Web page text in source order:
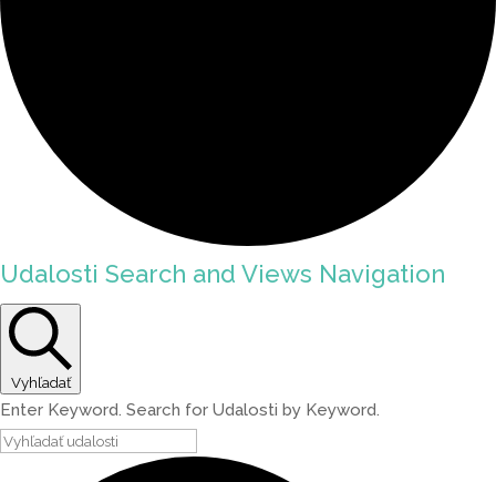
Udalosti Search and Views Navigation
Vyhľadať
Enter Keyword. Search for Udalosti by Keyword.